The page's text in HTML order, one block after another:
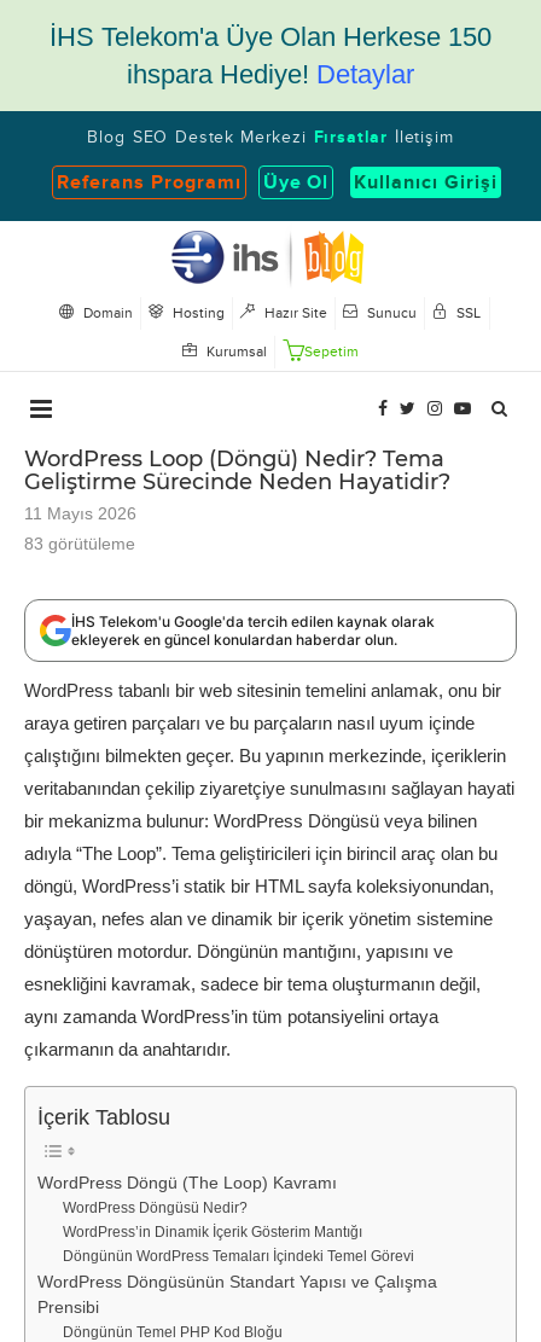
İHS Telekom'a Üye Olan Herkese 150
ihspara Hediye! Detaylar
Blog SEO Destek Merkezi Fırsatlar İletişim
Referans Programı Üye Ol Kullanıcı Girişi
Domain Hosting Hazır Site Sunucu SSL
Kurumsal Sepetim
WordPress Loop (Döngü) Nedir? Tema
Geliştirme Sürecinde Neden Hayatidir?
11 Mayıs 2026
83 görütüleme
İHS Telekom'u Google'da tercih edilen kaynak olarak
ekleyerek en güncel konulardan haberdar olun.
WordPress tabanlı bir web sitesinin temelini anlamak, onu bir
araya getiren parçaları ve bu parçaların nasıl uyum içinde
çalıştığını bilmekten geçer. Bu yapının merkezinde, içeriklerin
veritabanından çekilip ziyaretçiye sunulmasını sağlayan hayati
bir mekanizma bulunur: WordPress Döngüsü veya bilinen
adıyla “The Loop”. Tema geliştiricileri için birincil araç olan bu
döngü, WordPress’i statik bir HTML sayfa koleksiyonundan,
yaşayan, nefes alan ve dinamik bir içerik yönetim sistemine
dönüştüren motordur. Döngünün mantığını, yapısını ve
esnekliğini kavramak, sadece bir tema oluşturmanın değil,
aynı zamanda WordPress’in tüm potansiyelini ortaya
çıkarmanın da anahtarıdır.
İçerik Tablosu
WordPress Döngü (The Loop) Kavramı
WordPress Döngüsü Nedir?
WordPress’in Dinamik İçerik Gösterim Mantığı
Döngünün WordPress Temaları İçindeki Temel Görevi
WordPress Döngüsünün Standart Yapısı ve Çalışma
Prensibi
Döngünün Temel PHP Kod Bloğu